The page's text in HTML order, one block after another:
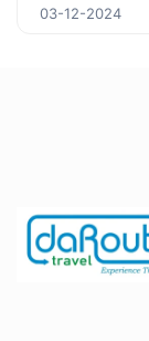
03-12-2024